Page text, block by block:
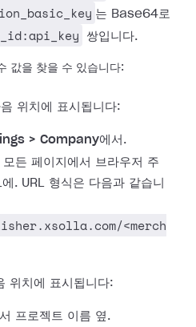
는 Base64로
쌍입니다.
값을 찾을 수 있습니다:
위치에 표시됩니다:
> Company에서.
든 페이지에서 브라우저 주
. URL 형식은 다음과 같습니
<merch
위치에 표시됩니다:
프로젝트 이름 옆.